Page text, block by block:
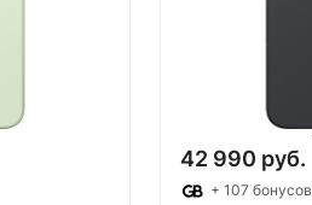
42 990 руб.
+ 107 бонусов